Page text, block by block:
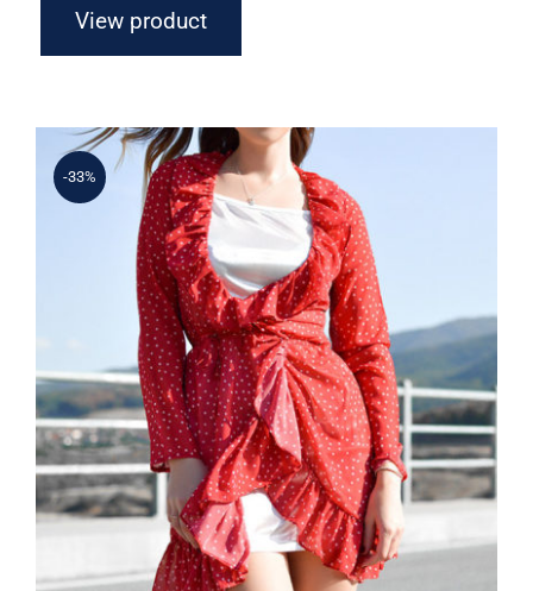
View product
-33%
Spring Dotted Dress